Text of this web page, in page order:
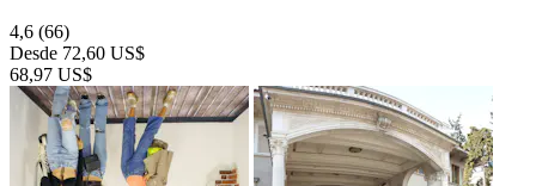
4,6 (66)
Desde 72,60 US$
68,97 US$